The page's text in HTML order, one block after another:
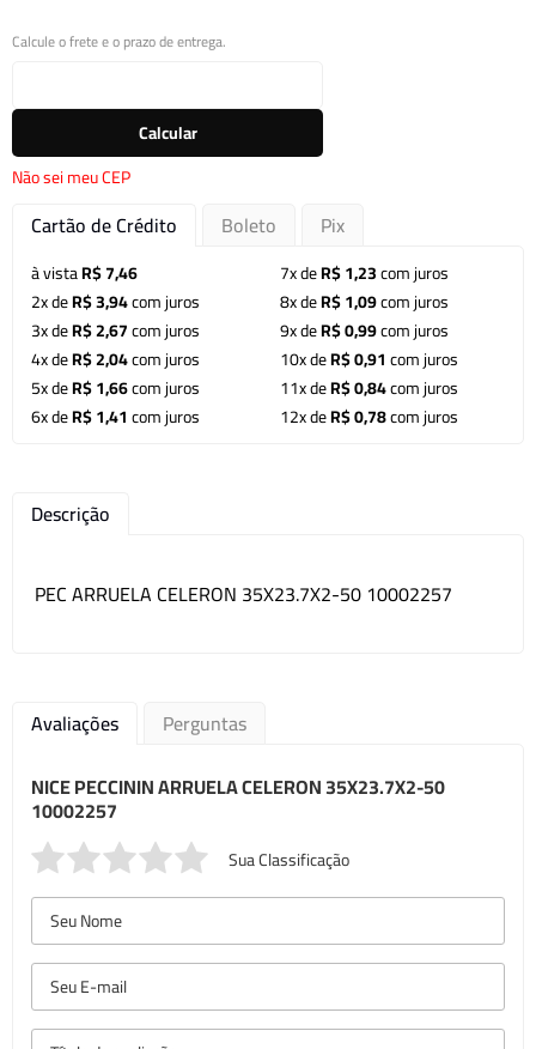
Calcule o frete e o prazo de entrega.
Calcular
Não sei meu CEP
Cartão de Crédito Boleto Pix
à vistaR$ 7,46
2x deR$ 3,94com juros
3x deR$ 2,67com juros
4x deR$ 2,04com juros
5x deR$ 1,66com juros
6x deR$ 1,41com juros
7x deR$ 1,23com juros
8x deR$ 1,09com juros
9x deR$ 0,99com juros
10x deR$ 0,91com juros
11x deR$ 0,84com juros
12x deR$ 0,78com juros
Descrição
PEC ARRUELA CELERON 35X23.7X2-50 10002257
Avaliações
Perguntas
NICE PECCININ ARRUELA CELERON 35X23.7X2-50
10002257
Sua Classificação